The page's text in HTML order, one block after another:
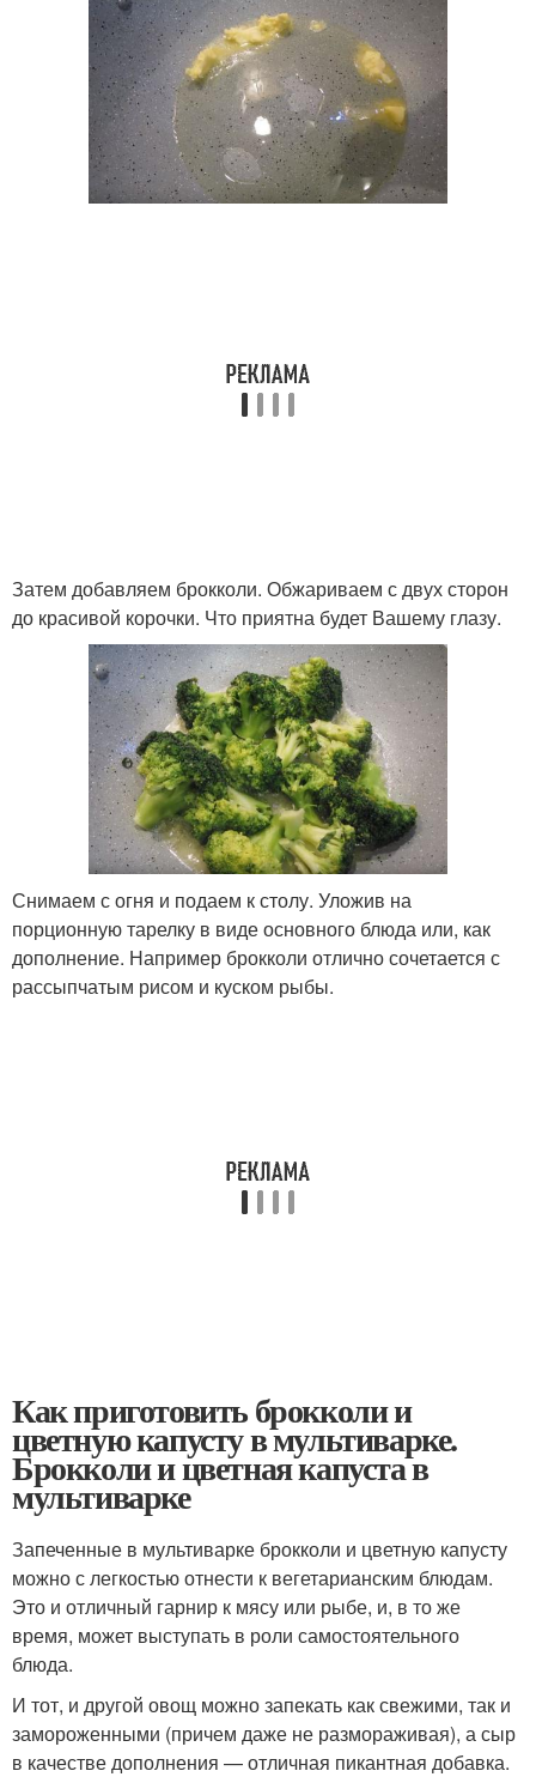
Затем добавляем брокколи. Обжариваем с двух сторон
до красивой корочки. Что приятна будет Вашему глазу.
Снимаем с огня и подаем к столу. Уложив на
порционную тарелку в виде основного блюда или, как
дополнение. Например брокколи отлично сочетается с
рассыпчатым рисом и куском рыбы.
Как приготовить брокколи и
цветную капусту в мультиварке.
Брокколи и цветная капуста в
мультиварке
Запеченные в мультиварке брокколи и цветную капусту
можно с легкостью отнести к вегетарианским блюдам.
Это и отличный гарнир к мясу или рыбе, и, в то же
время, может выступать в роли самостоятельного
блюда.
И тот, и другой овощ можно запекать как свежими, так и
замороженными (причем даже не размораживая), а сыр
в качестве дополнения — отличная пикантная добавка.